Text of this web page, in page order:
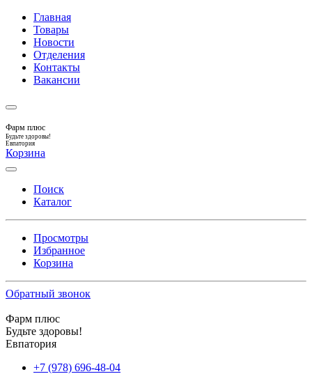
Главная
Товары
Новости
Отделения
Контакты
Вакансии
Фарм плюс
Будьте здоровы!
Евпатория
Корзина
Поиск
Каталог
Просмотры
Избранное
Корзина
Обратный звонок
Фарм плюс
Будьте здоровы!
Евпатория
+7 (978) 696-48-04